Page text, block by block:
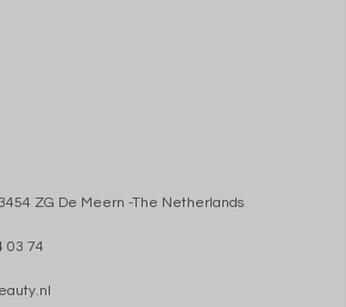
ZG De Meern -The Netherlands
03 74